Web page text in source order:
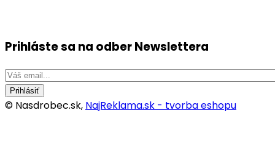
Prihláste sa na odberNewslettera
Prihlásiť
© Nasdrobec.sk, NajReklama.sk - tvorba eshopu